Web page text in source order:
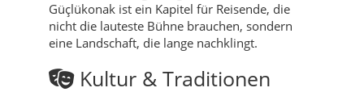
Güçlükonak ist ein Kapitel für Reisende, die
nicht die lauteste Bühne brauchen, sondern
eine Landschaft, die lange nachklingt.
Kultur & Traditionen